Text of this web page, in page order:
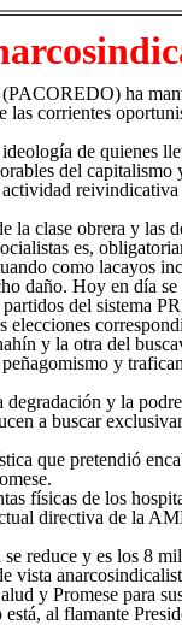
ha
las corrientes
de quienes
del
la clase obrera y las
es,
como lacayos
daño. Hoy en día
del sistema
elecciones
y la otra del
y
y la
a buscar
que pretendió
físicas de los
directiva de la
reduce y es los 8
vista
y Promese para
está, al flamante